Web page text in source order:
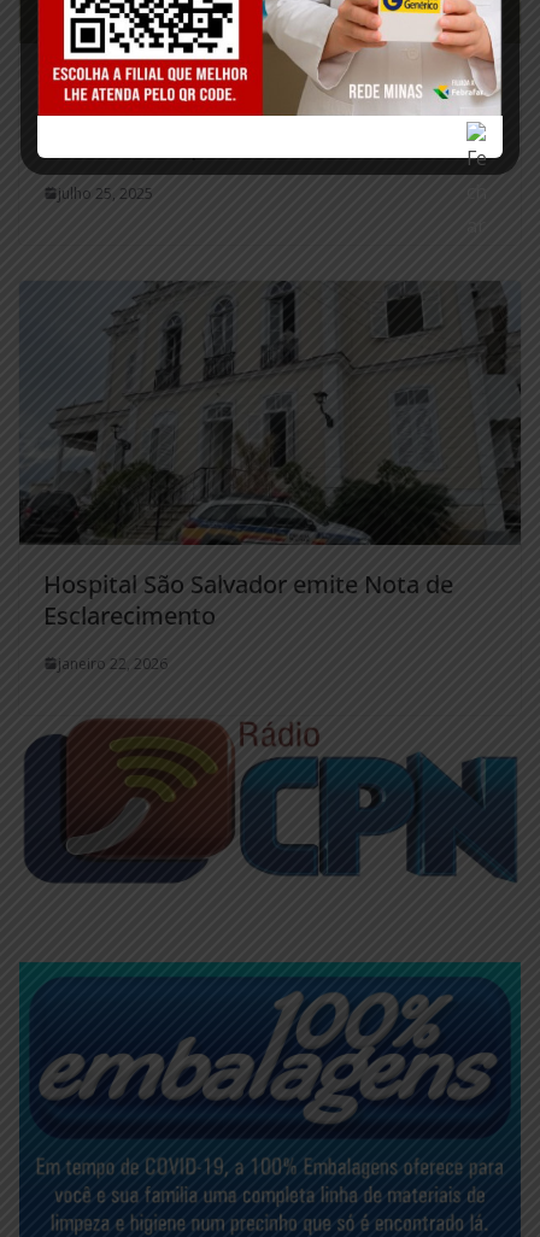
Policiais da 28ª DP de Além Paraíba
prendem homem que estava com
julho 25, 2025
Hospital São Salvador emite Nota de
Esclarecimento
janeiro 22, 2026